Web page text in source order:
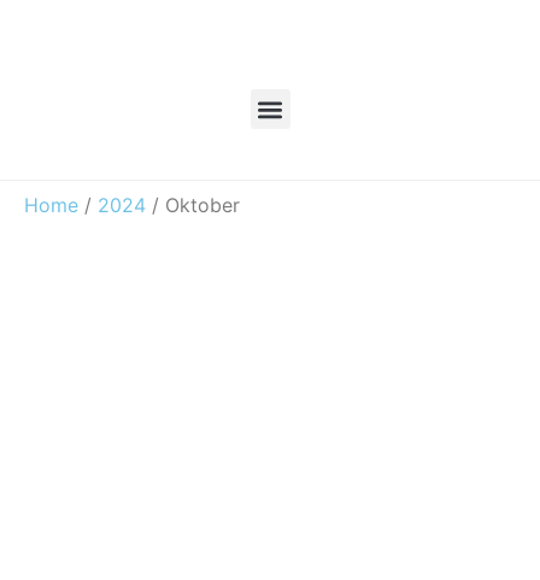
Home / 2024 / Oktober